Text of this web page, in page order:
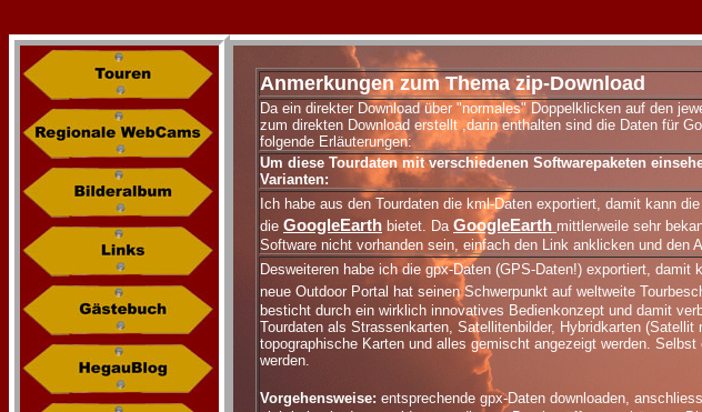
Anmerkungen zum Thema zip-Download
Da ein direkter Download über "normales" Doppelklicken auf den
zum direkten Download erstellt ,darin enthalten sind die Daten für
folgende Erläuterungen:
Um diese Tourdaten mit verschiedenen Softwarepaketen
Varianten:
Ich habe aus den Tourdaten die kml-Daten exportiert, damit kann
die GoogleEarth bietet. Da GoogleEarth mittlerweile sehr
Software nicht vorhanden sein, einfach den Link anklicken und den
Desweiteren habe ich die gpx-Daten (GPS-Daten!) exportiert, damit
neue Outdoor Portal hat seinen Schwerpunkt auf weltweite
besticht durch ein wirklich innovatives Bedienkonzept und damit
Tourdaten als Strassenkarten, Satellitenbilder, Hybridkarten
topographische Karten und alles gemischt angezeigt werden.
werden.
Vorgehensweise: entsprechende gpx-Daten downloaden,